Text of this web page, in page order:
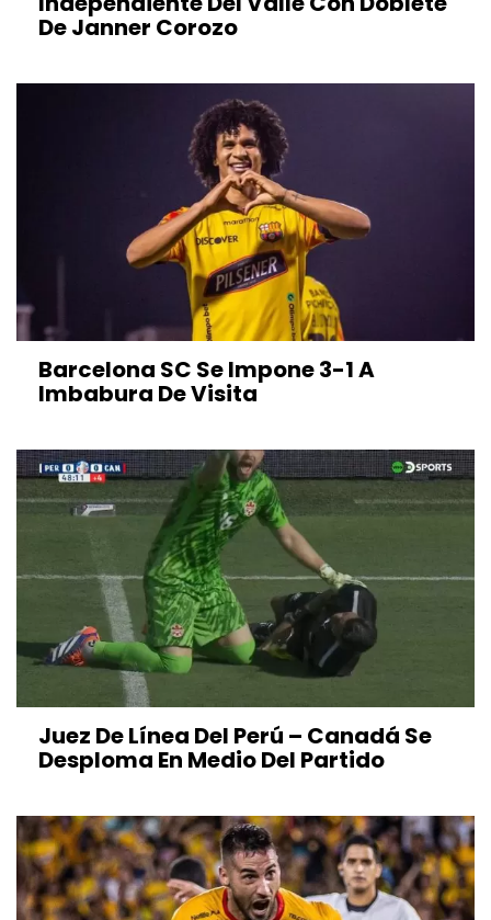
De Janner Corozo
Barcelona SC Se Impone 3-1 A
Imbabura De Visita
Juez De Línea Del Perú – Canadá Se
Desploma En Medio Del Partido